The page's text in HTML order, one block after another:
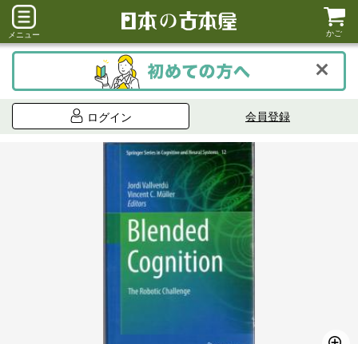
メニュー かご
ログイン 会員登録